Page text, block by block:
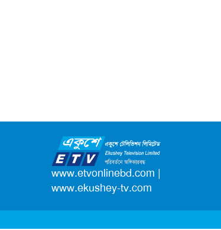
www.etvonlinebd.com |
www.ekushey-tv.com